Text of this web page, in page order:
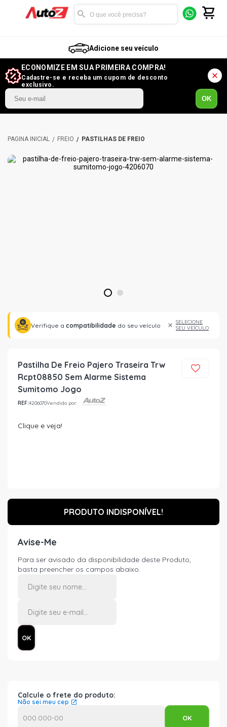
Adicione seu veículo
ECONOMIZE EM SUA PRIMEIRA COMPRA!
Cadastre-se e receba um cupom de desconto
exclusivo.
OK
FREIO PASTILHAS DE FREIO
1 2
Verifique a compatibilidade do seu veículo
SELECIONE
SEU VEÍCULO
Pastilha De Freio Pajero Traseira Trw
Rcpt08850 Sem Alarme Sistema
Sumitomo Jogo
REF:4206070Vendido por:
Clique e veja!
PRODUTO INDISPONÍVEL!
Avise-Me
Para ser avisado da disponibilidade deste Produto,
basta preencher os campos abaixo.
Calcule o frete do produto:
Não sei meu cep